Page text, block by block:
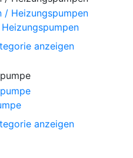
anzeigen
anzeigen